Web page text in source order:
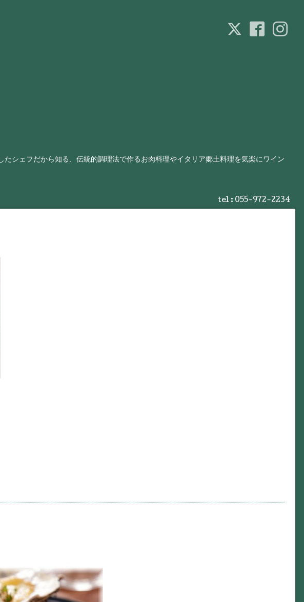
シェフだから知る、伝統的調理法で作るお肉料理やイタリア郷土料理を気楽にワイン
tel : 055-972-2234